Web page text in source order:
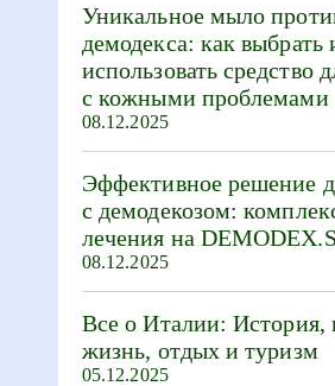
Уникальное мыло
демодекса: как выбрать
использовать средство
с кожными проблемами
08.12.2025
Эффективное решение
с демодекозом:
лечения на
08.12.2025
Все о Италии: История,
жизнь, отдых и туризм
05.12.2025